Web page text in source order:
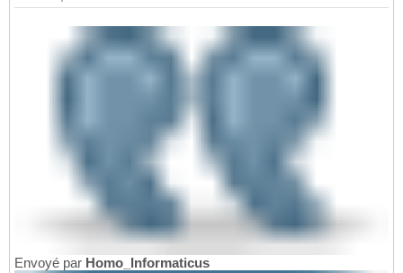
Envoyé par Homo_Informaticus